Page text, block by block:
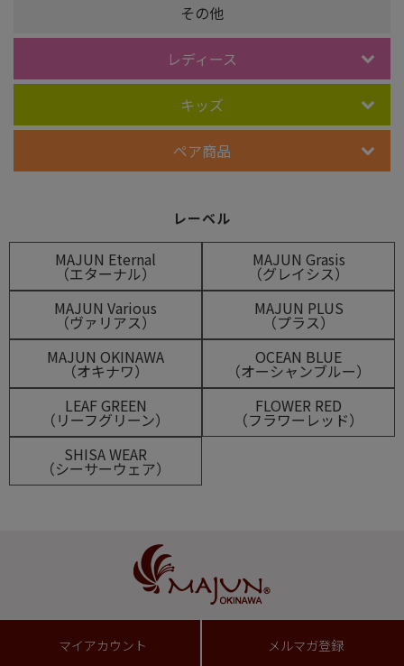
その他
レディース
キッズ
ペア商品
レーベル
MAJUN Eternal
（エターナル）
MAJUN Grasis
（グレイシス）
MAJUN Various
（ヴァリアス）
MAJUN PLUS
（プラス）
MAJUN OKINAWA
（オキナワ）
OCEAN BLUE
（オーシャンブルー）
LEAF GREEN
（リーフグリーン）
FLOWER RED
（フラワーレッド）
SHISA WEAR
（シーサーウェア）
マイアカウント メルマガ登録